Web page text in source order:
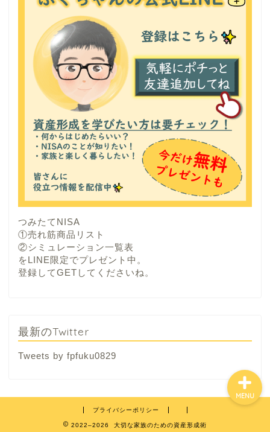
つみたてNISA
①売れ筋商品リスト
②シミュレーション一覧表
をLINE限定でプレゼント中。
登録してGETしてくださいね。
最新のTwitter
Tweets by fpfuku0829
プライバシーポリシー
2022–2026 大切な家族のための資産形成術
MENU